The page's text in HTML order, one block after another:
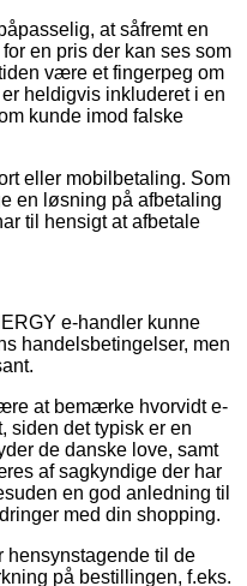
at såfremt en
en pris der kan ses som
være et fingerpeg om
heldigvis inkluderet i en
kunde imod falske
eller mobilbetaling. Som
en løsning på afbetaling
til hensigt at afbetale
e-handler kunne
handelsbetingelser, men
at bemærke hvorvidt e-
siden det typisk er en
de danske love, samt
af sagkyndige der har
en god anledning til
med din shopping.
hensynstagende til de
på bestillingen, f.eks.